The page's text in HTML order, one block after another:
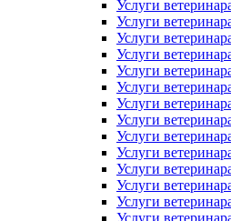
Услуги
Услуги
Услуги
Услуги
Услуги
Услуги
Услуги
Услуги
Услуги
Услуги
Услуги
Услуги
Услуги